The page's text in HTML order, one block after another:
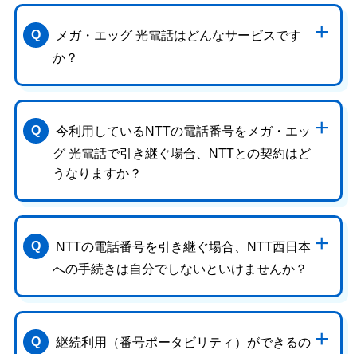
メガ・エッグ 光電話はどんなサービスです
か？
今利用しているNTTの電話番号をメガ・エッ
グ 光電話で引き継ぐ場合、NTTとの契約はど
うなりますか？
NTTの電話番号を引き継ぐ場合、NTT西日本
への手続きは自分でしないといけませんか？
継続利用（番号ポータビリティ）ができるの